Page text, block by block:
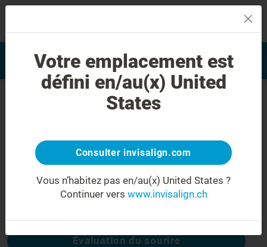
Evaluation du sourire
Trouver un docteur formé
Invisalign
Erreur 404
Cette page n’est pas disponible, les autres
sont :
Évaluation du sourire
Votre emplacement est
défini en/au(x) United
States
Consulter invisalign.com
Vous n’habitez pas en/au(x) United States ?
Continuer vers www.invisalign.ch